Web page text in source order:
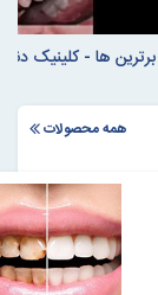
برترین ها - کلینیک
همه محصولات